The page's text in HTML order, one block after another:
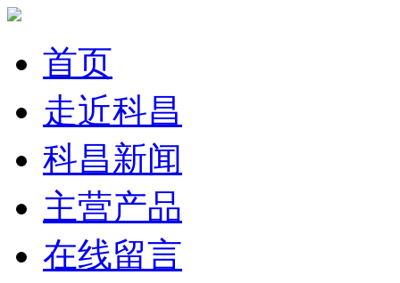
首页
走近科昌
科昌新闻
主营产品
在线留言